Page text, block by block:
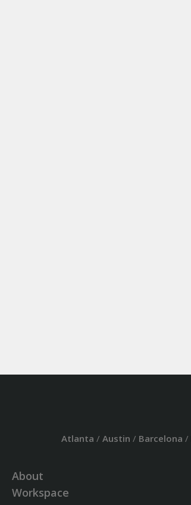
Atlanta / Austin / Barcelona /
About
Workspace